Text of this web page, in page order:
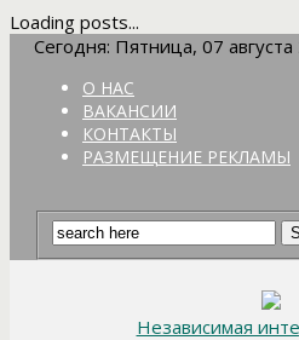
Loading posts...
Сегодня: Пятница, 07
О НАС
ВАКАНСИИ
КОНТАКТЫ
РАЗМЕЩЕНИЕ РЕКЛАМЫ
Независимая